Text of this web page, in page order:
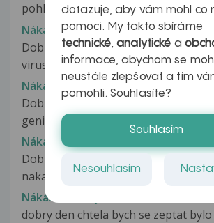
pohlavní styk s promiskuitní...
Nákaza HPV (zp. rakovinu děložního
Dobrý den, v diskuzi bylo několikrát
virus způsobující rakovinu...
Nákaza HPV virem
Dobrý den po nahmatani jsem
genitální bradavice viz foto
Nákaza chlamydiemi
Dobrý den,chtěla jsemse zeptat zda
nakazit pohlavními chlamydiemi...
Nákaza chlamydiemi
dobry den chtela bych se zeptat
dotazuje, aby vám mohl co
pomoci. My takto sbíráme
technické,analytické a
informace, abychom se
neustále zlepšovat a tím
pomohli. Souhlasíte?
Souhlasím
Nesouhlasím